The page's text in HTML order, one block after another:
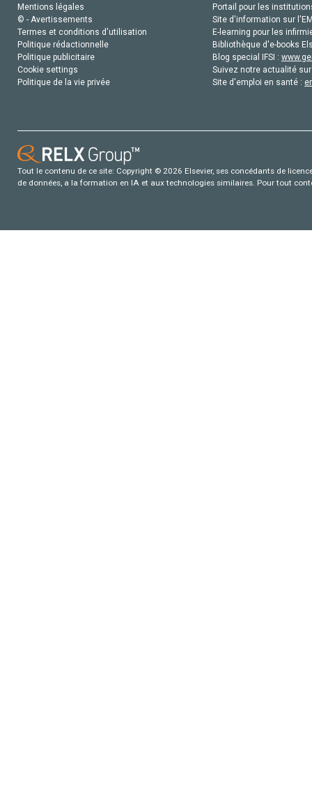
Mentions légales
© - Avertissements
Termes et conditions d'utilisation
Politique rédactionnelle
Politique publicitaire
Cookie settings
Politique de la vie privée
Portail pour les
Site d'information sur
E-learning pour les
Bibliothèque d'e-books
Blog special IFSI :
Suivez notre actualité
Site d'emploi en santé :
Tout le contenu de ce site: Copyright © 2026 Elsevier, ses concédants de
de données, a la formation en IA et aux technologies similaires. Pour tout